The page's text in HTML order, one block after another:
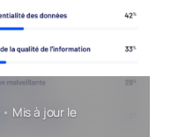
• Mis à jour le